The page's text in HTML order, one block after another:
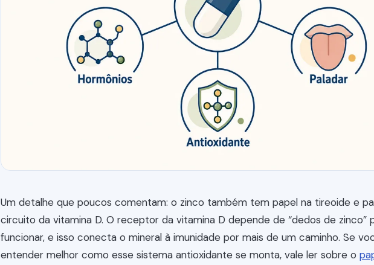
Um detalhe que poucos comentam: o zinco também tem papel na tireoide e
circuito da vitamina D. O receptor da vitamina D depende de “dedos de zinco”
funcionar, e isso conecta o mineral à imunidade por mais de um caminho. Se
entender melhor como esse sistema antioxidante se monta, vale ler sobre o